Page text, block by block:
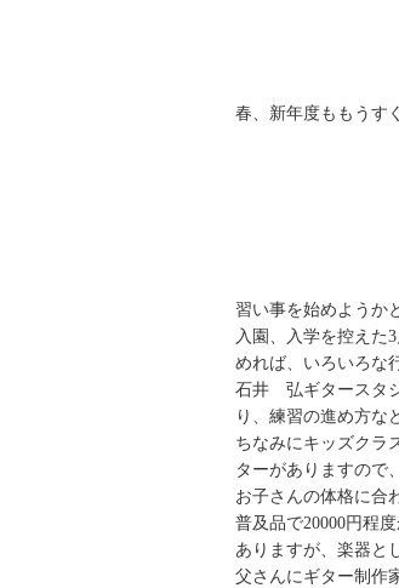
春、新年度ももうす
習い事を始めようか
入園、入学を控えた
めれば、いろいろな
石井 弘ギタースタ
り、練習の進め方な
ちなみにキッズクラ
ターがありますので、
お子さんの体格に合
普及品で20000円程度
ありますが、楽器と
父さんにギター制作